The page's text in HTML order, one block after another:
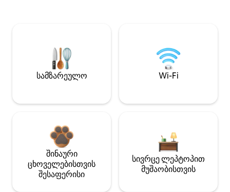
სამზარეულო Wi-Fi
შინაური
ცხოველებისთვის
შესაფერისი
სივრცე ლეპტოპით
მუშაობისთვის